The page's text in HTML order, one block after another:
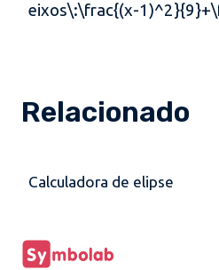
eixos\:\frac{(x-
Relacionado
Calculadora de elipse